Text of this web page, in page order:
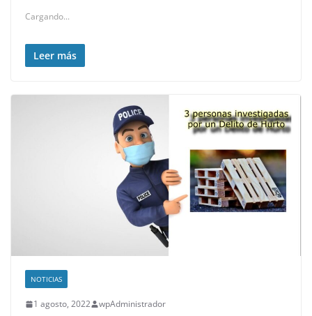
Cargando...
Leer más
NOTICIAS
1 agosto, 2022 wpAdministrador